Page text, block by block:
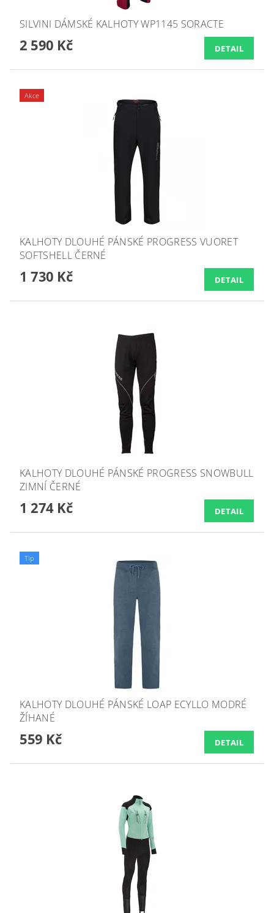
SILVINI DÁMSKÉ KALHOTY WP1145 SORACTE
2 590 Kč DETAIL
Akce
KALHOTY DLOUHÉ PÁNSKÉ PROGRESS VUORET
SOFTSHELL ČERNÉ
1 730 Kč DETAIL
KALHOTY DLOUHÉ PÁNSKÉ PROGRESS SNOWBULL
ZIMNÍ ČERNÉ
1 274 Kč DETAIL
Tip
KALHOTY DLOUHÉ PÁNSKÉ LOAP ECYLLO MODRÉ
ŽÍHANÉ
559 Kč DETAIL